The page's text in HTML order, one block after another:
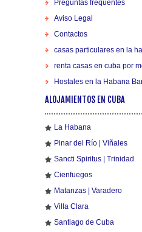
Preguntas frequentes
Aviso Legal
Contactos
casas particulares en la
renta casas en cuba por
Hostales en la Habana
ALOJAMIENTOS EN CUBA
La Habana
Pinar del Río | Viñales
Sancti Spiritus | Trinidad
Cienfuegos
Matanzas | Varadero
Villa Clara
Santiago de Cuba